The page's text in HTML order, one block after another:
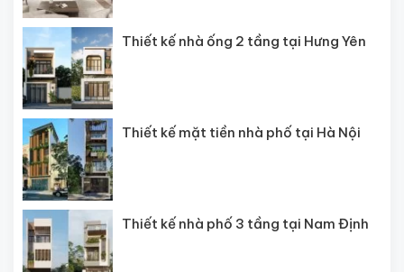
Thiết kế nhà ống 2 tầng tại Hưng Yên
Thiết kế mặt tiền nhà phố tại Hà Nội
Thiết kế nhà phố 3 tầng tại Nam Định